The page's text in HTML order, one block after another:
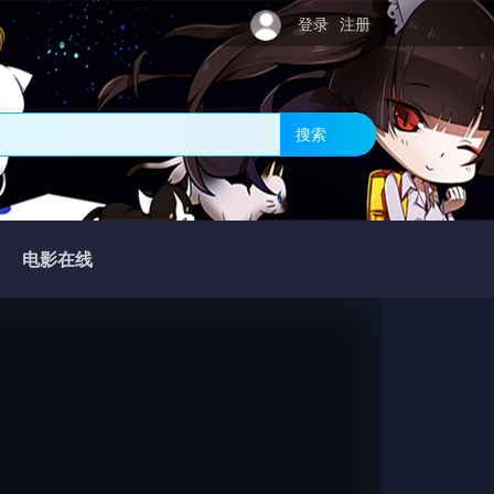
登录 注册
搜索
电影在线